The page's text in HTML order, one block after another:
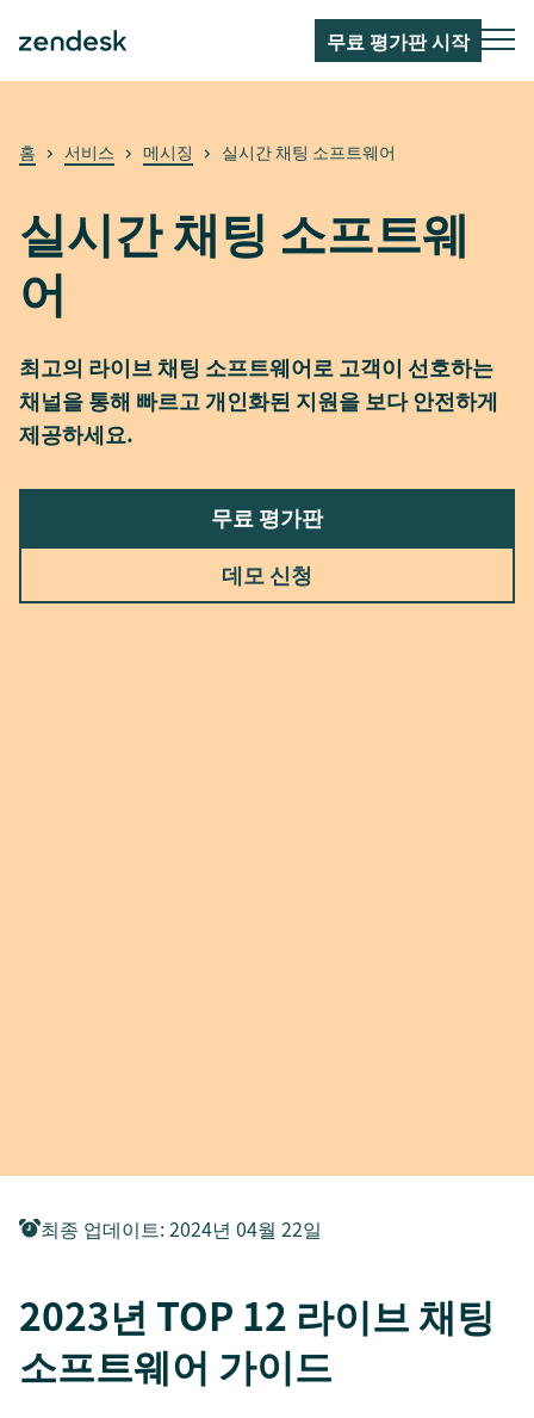
무료 평가판 시작
홈 서비스 메시징 실시간 채팅 소프트웨어
실시간 채팅 소프트웨
어
최고의 라이브 채팅 소프트웨어로 고객이 선호하는
채널을 통해 빠르고 개인화된 지원을 보다 안전하게
제공하세요.
무료 평가판
데모 신청
최종 업데이트:2024년 04월 22일
2023년 TOP 12 라이브 채팅
소프트웨어 가이드